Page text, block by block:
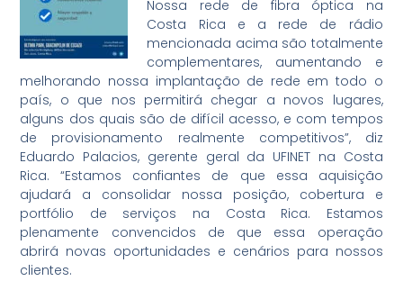
Nossa rede de fibra óptica na
Costa Rica e a rede de rádio
mencionada acima são totalmente
complementares, aumentando e
melhorando nossa implantação de rede em todo o
país, o que nos permitirá chegar a novos lugares,
alguns dos quais são de difícil acesso, e com tempos
de provisionamento realmente competitivos”, diz
Eduardo Palacios, gerente geral da UFINET na Costa
Rica. “Estamos confiantes de que essa aquisição
ajudará a consolidar nossa posição, cobertura e
portfólio de serviços na Costa Rica. Estamos
plenamente convencidos de que essa operação
abrirá novas oportunidades e cenários para nossos
clientes.